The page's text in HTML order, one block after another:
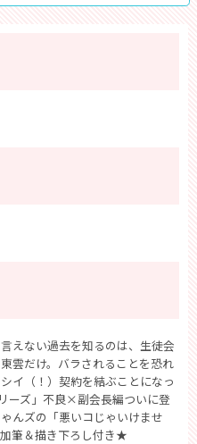
えない過去を知るのは、生徒会
雲だけ。バラされることを恐れ
イ（！）契約を結ぶことになっ
ーズ」不良×副会長編ついに登
んズの「悪いコじゃいけませ
筆＆描き下ろし付き★